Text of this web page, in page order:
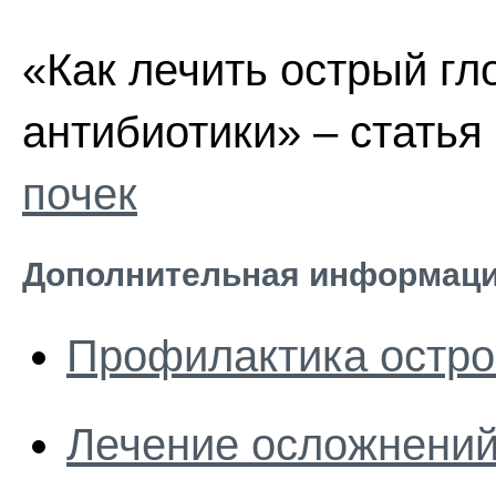
«Как лечить острый
антибиотики» –
почек
Дополнительная
Профилактика
Лечение